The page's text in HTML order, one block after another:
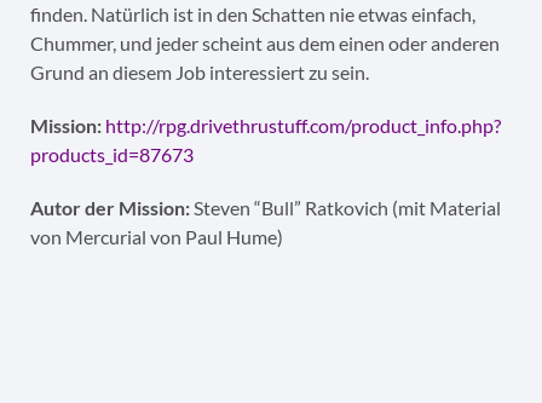
finden. Natürlich ist in den Schatten nie etwas einfach,
Chummer, und jeder scheint aus dem einen oder anderen
Grund an diesem Job interessiert zu sein.
Mission: http://rpg.drivethrustuff.com/product_info.php?
products_id=87673
Autor der Mission:Steven “Bull” Ratkovich (mit Material
von Mercurial von Paul Hume)